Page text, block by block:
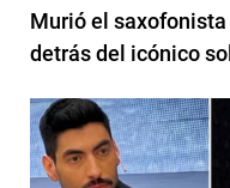
Murió el
detrás del icónico